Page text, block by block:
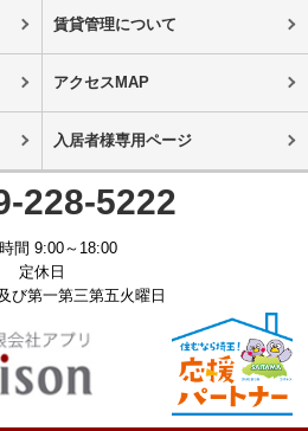
賃貸管理について
アクセスMAP
入居者様専用ページ
228-5222
間 9:00～18:00
定休日
び第一第三第五火曜日